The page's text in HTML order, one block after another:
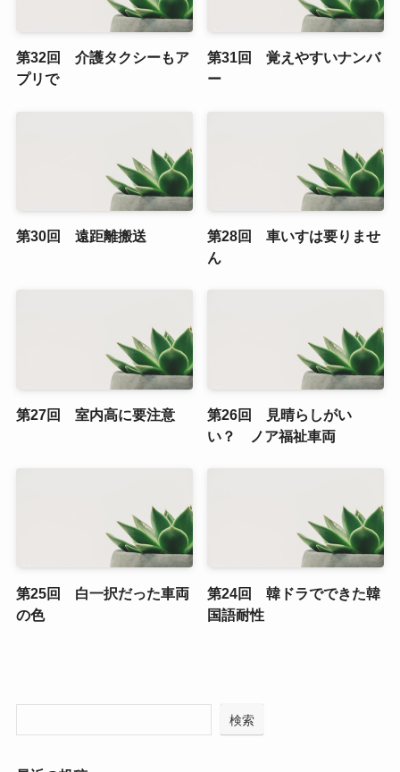
第32回 介護タクシーもア
プリで
第31回 覚えやすいナンバ
ー
第30回 遠距離搬送
第28回 車いすは要りませ
ん
第27回 室内高に要注意
第26回 見晴らしがい
い？ ノア福祉車両
第25回 白一択だった車両
の色
第24回 韓ドラでできた韓
国語耐性
検索